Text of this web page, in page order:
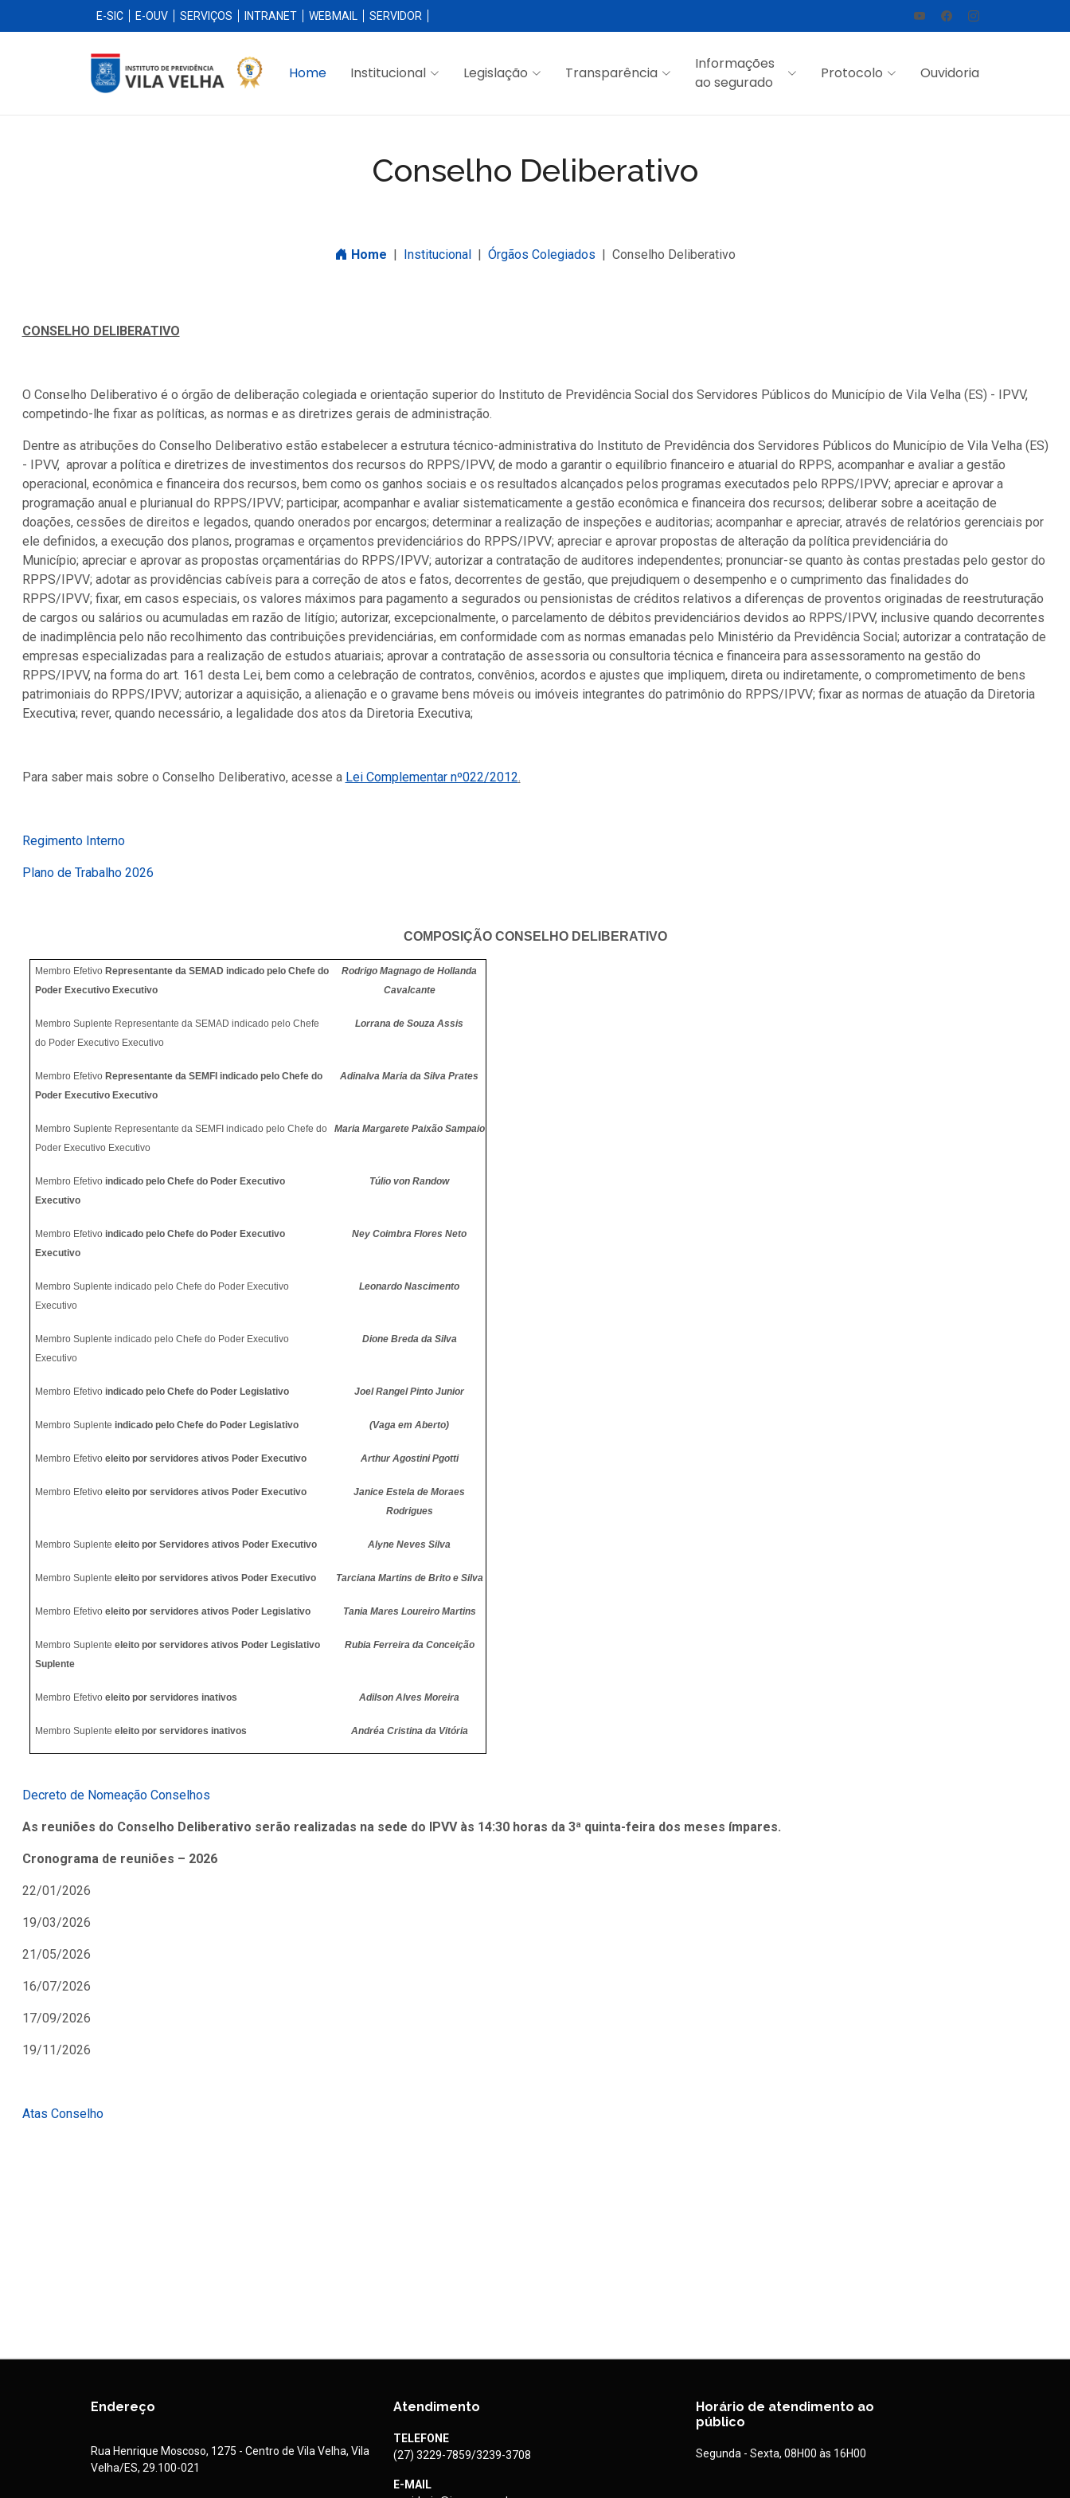
E-SIC E-OUV SERVIÇOS INTRANET WEBMAIL SERVIDOR
Home Institucional Legislação Transparência
Informações
ao segurado
Protocolo Ouvidoria
Conselho Deliberativo
Home Institucional Órgãos Colegiados Conselho Deliberativo
CONSELHO DELIBERATIVO
O Conselho Deliberativo é o órgão de deliberação colegiada e orientação superior do Instituto de Previdência Social dos Servidores Públicos do Município de Vila Velha (ES) - IPVV,
competindo-lhe fixar as políticas, as normas e as diretrizes gerais de administração.
Dentre as atribuções do Conselho Deliberativo estão estabelecer a estrutura técnico-administrativa do Instituto de Previdência dos Servidores Públicos do Município de Vila Velha (ES)
- IPVV, aprovar a política e diretrizes de investimentos dos recursos do RPPS/IPVV, de modo a garantir o equilíbrio financeiro e atuarial do RPPS, acompanhar e avaliar a gestão
operacional, econômica e financeira dos recursos, bem como os ganhos sociais e os resultados alcançados pelos programas executados pelo RPPS/IPVV; apreciar e aprovar a
programação anual e plurianual do RPPS/IPVV; participar, acompanhar e avaliar sistematicamente a gestão econômica e financeira dos recursos; deliberar sobre a aceitação de
doações, cessões de direitos e legados, quando onerados por encargos; determinar a realização de inspeções e auditorias; acompanhar e apreciar, através de relatórios gerenciais por
ele definidos, a execução dos planos, programas e orçamentos previdenciários do RPPS/IPVV; apreciar e aprovar propostas de alteração da política previdenciária do
Município; apreciar e aprovar as propostas orçamentárias do RPPS/IPVV; autorizar a contratação de auditores independentes; pronunciar-se quanto às contas prestadas pelo gestor do
RPPS/IPVV; adotar as providências cabíveis para a correção de atos e fatos, decorrentes de gestão, que prejudiquem o desempenho e o cumprimento das finalidades do
RPPS/IPVV; fixar, em casos especiais, os valores máximos para pagamento a segurados ou pensionistas de créditos relativos a diferenças de proventos originadas de reestruturação
de cargos ou salários ou acumuladas em razão de litígio; autorizar, excepcionalmente, o parcelamento de débitos previdenciários devidos ao RPPS/IPVV, inclusive quando decorrentes
de inadimplência pelo não recolhimento das contribuições previdenciárias, em conformidade com as normas emanadas pelo Ministério da Previdência Social; autorizar a contratação de
empresas especializadas para a realização de estudos atuariais; aprovar a contratação de assessoria ou consultoria técnica e financeira para assessoramento na gestão do
RPPS/IPVV, na forma do art. 161 desta Lei, bem como a celebração de contratos, convênios, acordos e ajustes que impliquem, direta ou indiretamente, o comprometimento de bens
patrimoniais do RPPS/IPVV; autorizar a aquisição, a alienação e o gravame bens móveis ou imóveis integrantes do patrimônio do RPPS/IPVV; fixar as normas de atuação da Diretoria
Executiva; rever, quando necessário, a legalidade dos atos da Diretoria Executiva;
Para saber mais sobre o Conselho Deliberativo, acesse a Lei Complementar nº022/2012.
Regimento Interno
Plano de Trabalho 2026
COMPOSIÇÃO CONSELHO DELIBERATIVO
Membro Efetivo Representante da SEMAD indicado pelo Chefe do
Poder Executivo Executivo
Rodrigo Magnago de Hollanda
Cavalcante
Membro Suplente Representante da SEMAD indicado pelo Chefe
do Poder Executivo Executivo
Lorrana de Souza Assis
Membro Efetivo Representante da SEMFI indicado pelo Chefe do
Poder Executivo Executivo
Adinalva Maria da Silva Prates
Membro Suplente Representante da SEMFI indicado pelo Chefe do
Poder Executivo Executivo
Maria Margarete Paixão Sampaio
Membro Efetivo indicado pelo Chefe do Poder Executivo
Executivo
Túlio von Randow
Membro Efetivo indicado pelo Chefe do Poder Executivo
Executivo
Ney Coimbra Flores Neto
Membro Suplente indicado pelo Chefe do Poder Executivo
Executivo
Leonardo Nascimento
Membro Suplente indicado pelo Chefe do Poder Executivo
Executivo
Dione Breda da Silva
Membro Efetivo indicado pelo Chefe do Poder Legislativo Joel Rangel Pinto Junior
Membro Suplente indicado pelo Chefe do Poder Legislativo (Vaga em Aberto)
Membro Efetivo eleito por servidores ativos Poder Executivo Arthur Agostini Pgotti
Membro Efetivo eleito por servidores ativos Poder Executivo
Janice Estela de Moraes
Rodrigues
Membro Suplente eleito por Servidores ativos Poder Executivo Alyne Neves Silva
Membro Suplente eleito por servidores ativos Poder Executivo Tarciana Martins de Brito e Silva
Membro Efetivo eleito por servidores ativos Poder Legislativo Tania Mares Loureiro Martins
Membro Suplente eleito por servidores ativos Poder Legislativo
Suplente
Rubia Ferreira da Conceição
Membro Efetivo eleito por servidores inativos Adilson Alves Moreira
Membro Suplente eleito por servidores inativos Andréa Cristina da Vitória
Decreto de Nomeação Conselhos
As reuniões do Conselho Deliberativo serão realizadas na sede do IPVV às 14:30 horas da 3ª quinta-feira dos meses ímpares.
Cronograma de reuniões – 2026
22/01/2026
19/03/2026
21/05/2026
16/07/2026
17/09/2026
19/11/2026
Atas Conselho
Endereço
Rua Henrique Moscoso, 1275 - Centro de Vila Velha, Vila
Velha/ES, 29.100-021
Atendimento
TELEFONE
(27) 3229-7859/3239-3708
E-MAIL
Horário de atendimento ao
público
Segunda - Sexta, 08H00 às 16H00